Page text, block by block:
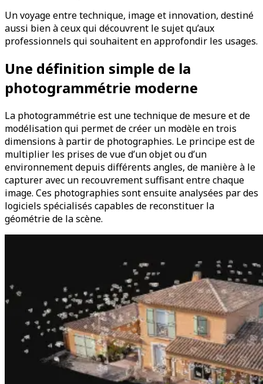
Un voyage entre technique, image et innovation, destiné
aussi bien à ceux qui découvrent le sujet qu’aux
professionnels qui souhaitent en approfondir les usages.
Une définition simple de la
photogrammétrie moderne
La photogrammétrie est une technique de mesure et de
modélisation qui permet de créer un modèle en trois
dimensions à partir de photographies. Le principe est de
multiplier les prises de vue d’un objet ou d’un
environnement depuis différents angles, de manière à le
capturer avec un recouvrement suffisant entre chaque
image. Ces photographies sont ensuite analysées par des
logiciels spécialisés capables de reconstituer la
géométrie de la scène.